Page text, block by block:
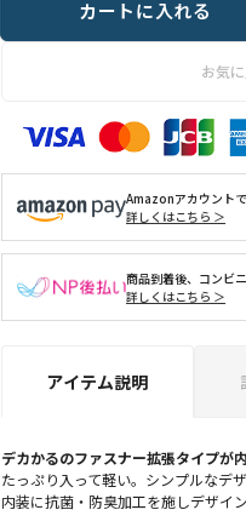
お気
カートに入れる
Amazonアカウント
詳しくはこちら ＞
商品到着後、コンビ
詳しくはこちら ＞
アイテム説明
デカかるのファスナー拡張タイプが
たっぷり入って軽い。シンプルなデ
内装に抗菌・防臭加工を施しデザイ